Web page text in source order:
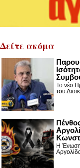
Δείτε ακόμα
Το νέο
του
Η